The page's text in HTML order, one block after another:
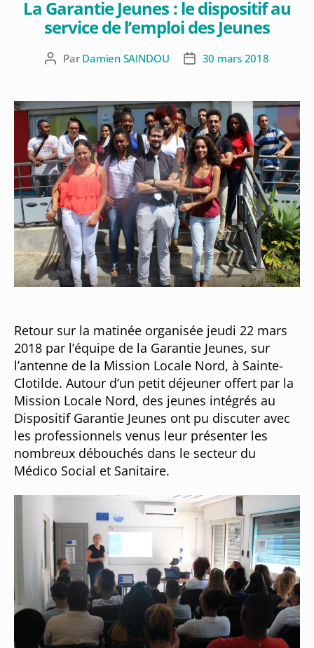
La Garantie Jeunes : le dispositif au
service de l’emploi des Jeunes
Par Damien SAINDOU 30 mars 2018
Retour sur la matinée organisée jeudi 22 mars
2018 par l’équipe de la Garantie Jeunes, sur
l’antenne de la Mission Locale Nord, à Sainte-
Clotilde. Autour d’un petit déjeuner offert par la
Mission Locale Nord, des jeunes intégrés au
Dispositif Garantie Jeunes ont pu discuter avec
les professionnels venus leur présenter les
nombreux débouchés dans le secteur du
Médico Social et Sanitaire.